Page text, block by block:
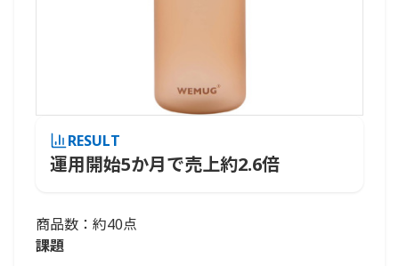
RESULT
運用開始5か月で売上約2.6倍
商品数：約40点
課題